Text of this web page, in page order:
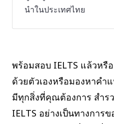
นำในประเทศไทย
พร้อมสอบ IELTS แล้วหรื
ด้วยตัวเองหรือมองหาคำ
มีทุกสิ่งที่คุณต้องการ สำร
IELTS อย่างเป็นทางการ